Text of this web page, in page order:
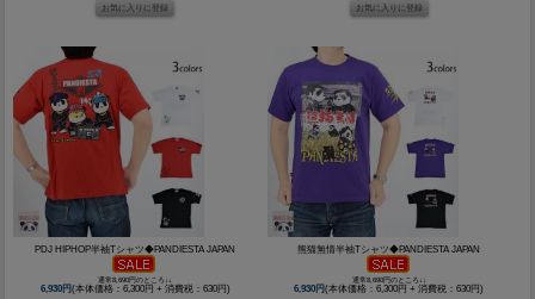
PDJ HIPHOP半袖Tシャツ◆PANDIESTA JAPAN
通常8,690円のところ↓↓
6,930円(本体価格：6,300円 + 消費税：630円)
熊猫無情半袖Tシャツ◆PANDIESTA JAPAN
通常8,690円のところ↓↓
6,930円(本体価格：6,300円 + 消費税：630円)